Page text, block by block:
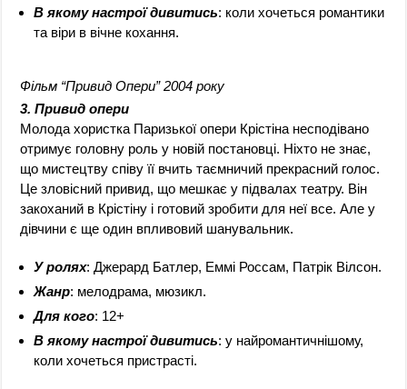
В якому настрої дивитись: коли хочеться романтики
та віри в вічне кохання.
Фільм “Привид Опери” 2004 року
3. Привид опери
Молода хористка Паризької опери Крістіна несподівано
отримує головну роль у новій постановці. Ніхто не знає,
що мистецтву співу її вчить таємничий прекрасний голос.
Це зловісний привид, що мешкає у підвалах театру. Він
закоханий в Крістіну і готовий зробити для неї все. Але у
дівчини є ще один впливовий шанувальник.
У ролях: Джерард Батлер, Еммі Россам, Патрік Вілсон.
Жанр: мелодрама, мюзикл.
Для кого: 12+
В якому настрої дивитись: у найромантичнішому,
коли хочеться пристрасті.